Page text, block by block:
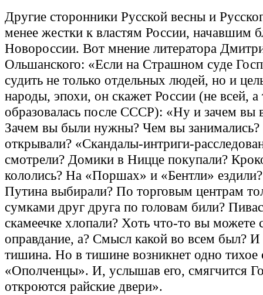
Другие сторонники Русской весны и
менее жестки к властям России, начавшим
Новороссии. Вот мнение литератора
Ольшанского: «Если на Страшном суде
судить не только отдельных людей, но и
народы, эпохи, он скажет России (не всей, а
образовалась после СССР): «Ну и зачем вы
Зачем вы были нужны? Чем вы занимались?
открывали? «Скандалы-интриги-
смотрели? Домики в Ницце покупали?
кололись? На «Поршах» и «Бентли»
Путина выбирали? По торговым центрам
сумками друг друга по головам били?
скамеечке хлопали? Хоть что-то вы можете
оправдание, а? Смысл какой во всем был? И
тишина. Но в тишине возникнет одно тихое
«Ополченцы». И, услышав его, смягчится
откроются райские двери».